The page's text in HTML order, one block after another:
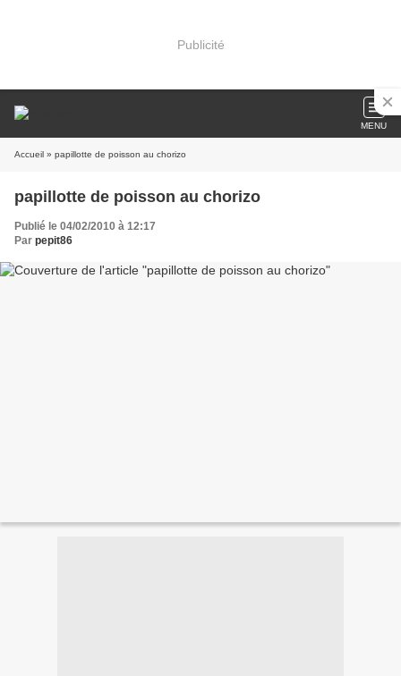
Publicité
MENU
Accueil » papillotte de poisson au chorizo
papillotte de poisson au chorizo
Publié le 04/02/2010 à 12:17
Par pepit86